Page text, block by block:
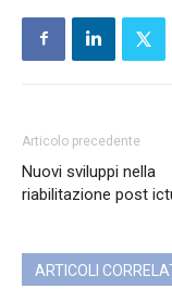
Articolo precedente
Nuovi sviluppi nella
riabilitazione post
ARTICOLI